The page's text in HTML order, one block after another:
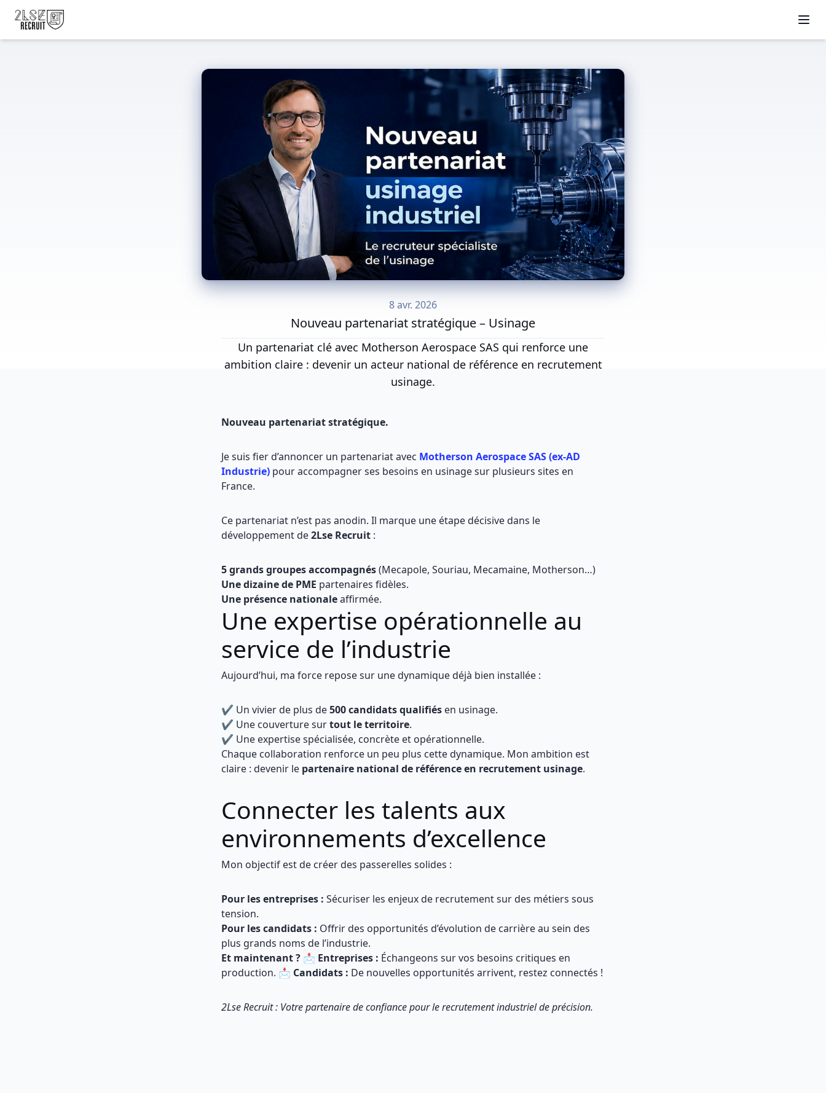
8 avr. 2026
Nouveau partenariat stratégique – Usinage
Un partenariat clé avec Motherson Aerospace SAS qui renforce une
ambition claire : devenir un acteur national de référence en recrutement
usinage.
Nouveau partenariat stratégique.
Je suis fier d’annoncer un partenariat avec Motherson Aerospace SAS (ex-AD
Industrie) pour accompagner ses besoins en usinage sur plusieurs sites en
France.
Ce partenariat n’est pas anodin. Il marque une étape décisive dans le
développement de2Lse Recruit :
5 grands groupes accompagnés(Mecapole, Souriau, Mecamaine, Motherson…)
Une dizaine de PME partenaires fidèles.
Une présence nationaleaffirmée.
Une expertise opérationnelle au
service de l’industrie
Aujourd’hui, ma force repose sur une dynamique déjà bien installée :
✔️ Un vivier de plus de500 candidats qualifiés en usinage.
✔️ Une couverture surtout le territoire.
✔️ Une expertise spécialisée, concrète et opérationnelle.
Chaque collaboration renforce un peu plus cette dynamique. Mon ambition est
claire : devenir le partenaire national de référence en recrutement usinage.
Connecter les talents aux
environnements d’excellence
Mon objectif est de créer des passerelles solides :
Pour les entreprises : Sécuriser les enjeux de recrutement sur des métiers sous
tension.
Pour les candidats : Offrir des opportunités d’évolution de carrière au sein des
plus grands noms de l’industrie.
Et maintenant ? 📩 Entreprises : Échangeons sur vos besoins critiques en
production. 📩 Candidats : De nouvelles opportunités arrivent, restez connectés !
2Lse Recruit : Votre partenaire de confiance pour le recrutement industriel de précision.